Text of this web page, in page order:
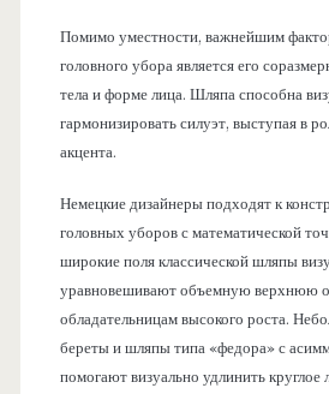
Помимо уместности, важнейшим
головного убора является его
тела и форме лица. Шляпа способна
гармонизировать силуэт, выступая в
акцента.
Немецкие дизайнеры подходят к
головных уборов с математической
широкие поля классической шляпы
уравновешивают объемную верхнюю
обладательницам высокого роста.
береты и шляпы типа «федора» с
помогают визуально удлинить круглое